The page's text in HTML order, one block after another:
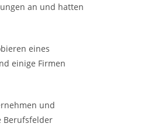
an und hatten
eines
einige Firmen
und
Berufsfelder